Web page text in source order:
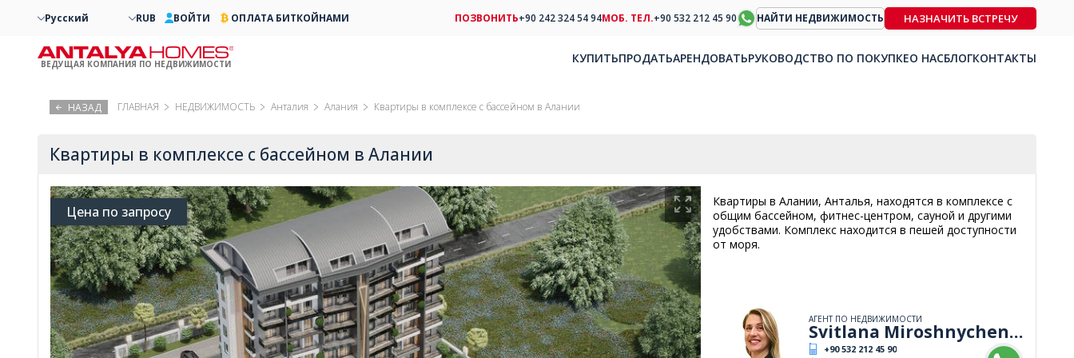
НАЗАД ГЛАВНАЯ НЕДВИЖИМОСТЬ Анталия Алания Квартиры в комплексе с бассейном в Алании
Квартиры в комплексе с бассейном в Алании
Цена по запросу
Квартиры в Алании, Анталья, находятся в комплексе с
общим бассейном, фитнес-центром, сауной и другими
удобствами. Комплекс находится в пешей доступности
от моря.
АГЕНТ ПО НЕДВИЖИМОСТИ
Svitlana Miroshnychenko
+90 532 212 45 90
Русский RUB ВОЙТИ ОПЛАТА БИТКОЙНАМИ
ВЕДУЩАЯ КОМПАНИЯ ПО НЕДВИЖИМОСТИ
ПОЗВОНИТЬ+90 242 324 54 94МОБ. ТЕЛ.+90 532 212 45 90 НАЙТИ НЕДВИЖИМОСТЬ НАЗНАЧИТЬ ВСТРЕЧУ
КУПИТЬПРОДАТЬАРЕНДОВАТЬРУКОВОДСТВО ПО ПОКУПКЕО НАСБЛОГКОНТАКТЫ